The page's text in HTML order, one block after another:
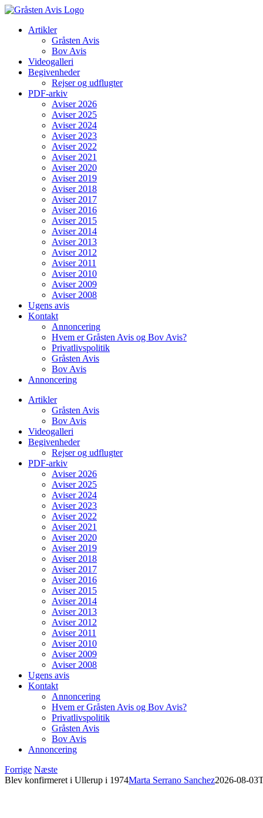
Skip
contentArtikler
Gråsten Avis
Bov Avis
Videogalleri
Begivenheder
Rejser og udflugter
PDF-arkiv
Aviser 2026
Aviser 2025
Aviser 2024
Aviser 2023
Aviser 2022
Aviser 2021
Aviser 2020
Aviser 2019
Aviser 2018
Aviser 2017
Aviser 2016
Aviser 2015
Aviser 2014
Aviser 2013
Aviser 2012
Aviser 2011
Aviser 2010
Aviser 2009
Aviser 2008
Ugens avis
Kontakt
Annoncering
Hvem er Gråsten Avis og Bov Avis?
Privatlivspolitik
Gråsten Avis
Bov Avis
Annoncering
Artikler
Gråsten Avis
Bov Avis
Videogalleri
Begivenheder
Rejser og udflugter
PDF-arkiv
Aviser 2026
Aviser 2025
Aviser 2024
Aviser 2023
Aviser 2022
Aviser 2021
Aviser 2020
Aviser 2019
Aviser 2018
Aviser 2017
Aviser 2016
Aviser 2015
Aviser 2014
Aviser 2013
Aviser 2012
Aviser 2011
Aviser 2010
Aviser 2009
Aviser 2008
Ugens avis
Kontakt
Annoncering
Hvem er Gråsten Avis og Bov Avis?
Privatlivspolitik
Gråsten Avis
Bov Avis
Annoncering
Forrige Næste
Blev konfirmeret i Ullerup i 1974Marta Serrano Sanchez2026-08-